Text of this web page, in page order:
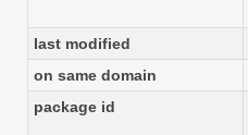
last modified
on same domain
package id